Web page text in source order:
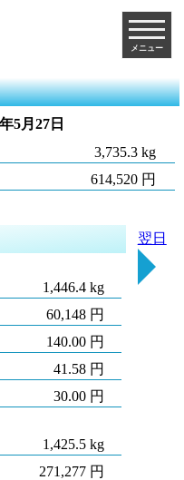
メニュー
5月27日
3,735.3 kg
614,520 円
1,446.4 kg
60,148 円
140.00 円
41.58 円
30.00 円
1,425.5 kg
271,277 円
翌日